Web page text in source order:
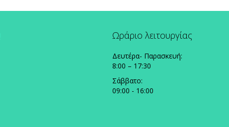
Ωράριο λειτουργίας
Δευτέρα- Παρασκευή:
8:00 – 17:30
Σάββατο:
09:00 - 16:00